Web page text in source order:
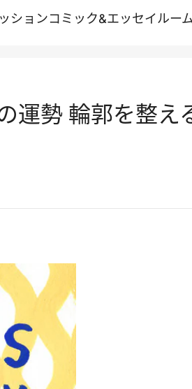
ションコミック&エッセイルー
運勢 輪郭を整え